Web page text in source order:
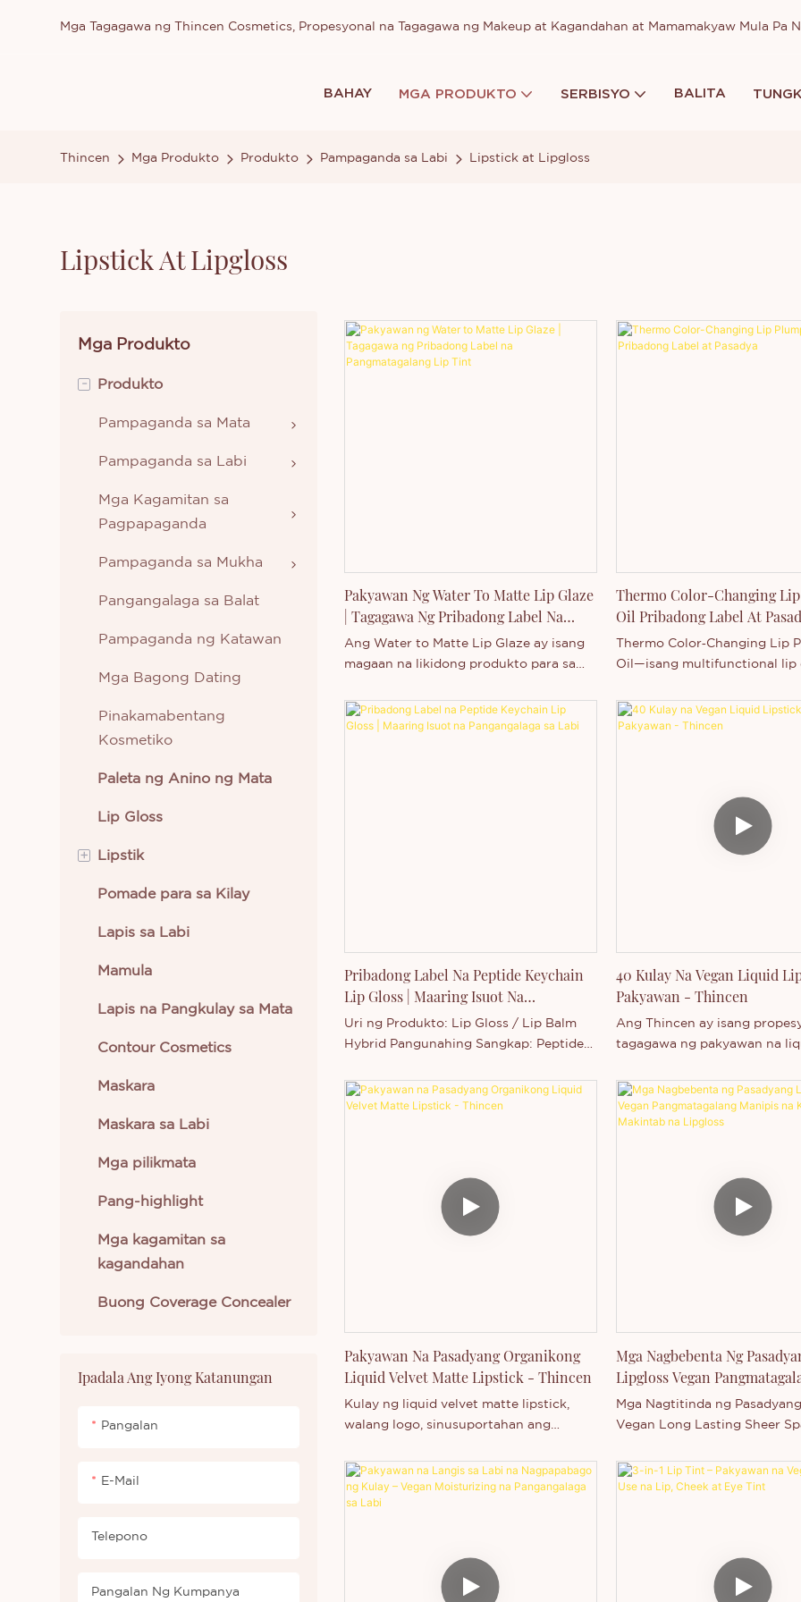
Mga Tagagawa ng Thincen Cosmetics, Propesyonal na Tagagawa ng Makeup at Kagandahan at Mamamakyaw Mula Pa
BAHAY MGA PRODUKTO SERBISYO BALITA
Thincen Mga Produkto Produkto Pampaganda sa Labi Lipstick at Lipgloss
Lipstick At Lipgloss
Mga Produkto
- Produkto
Pampaganda sa Mata
Pampaganda sa Labi
Mga Kagamitan sa
Pagpapaganda
Pampaganda sa Mukha
Pangangalaga sa Balat
Pampaganda ng Katawan
Mga Bagong Dating
Pinakamabentang
Kosmetiko
Paleta ng Anino ng Mata
Lip Gloss
+ Lipstik
Krem na Lipstik
Likidong Lipstick
Pomade para sa Kilay
Lapis sa Labi
Mamula
Lapis na Pangkulay sa Mata
Contour Cosmetics
Maskara
Maskara sa Labi
Mga pilikmata
Pang-highlight
Mga kagamitan sa
kagandahan
Buong Coverage Concealer
Ipadala Ang Iyong Katanungan
Pangalan
E-Mail
Telepono
Pangalan Ng Kumpanya
Pakyawan Ng Water To Matte Lip Glaze
| Tagagawa Ng Pribadong Label Na
Pangmatagalang Lip Tint
Ang Water to Matte Lip Glaze ay isang
magaan na likidong produkto para sa
sa sariwang tekstura na nakabase sa
tubig patungo sa komportableng matte
Thermo Color-Changing
Oil Pribadong Label At
Thermo Color‑Changing Lip
Oil—isang multifunctional lip
malalim na moisture, at
itsura batay sa pagbabago ng
idinisenyo para sa mga
mamimili at mabilis na
beauty brand na naghahanap
Pribadong Label Na Peptide Keychain
Lip Gloss | Maaring Isuot Na
Pangangalaga Sa Labi
Uri ng Produkto: Lip Gloss / Lip Balm
Hybrid Pangunahing Sangkap: Peptides
Malagkit Tapos: Makintab, Hydrating Uri
ng Tube: Pigain na Tube na may Opsyon
Pribadong Label / OEM / ODM
40 Kulay Na Vegan Liquid
Pakyawan - Thincen
Ang Thincen ay isang
tagagawa ng pakyawan na
kulay para sa iba't ibang
at okasyon. Ang mga lipstick
formula, walang sangkap na
mga katangian ng mataas na
ng kulay, pangmatagalang
lumalaban sa tubig at mantsa,
Pakyawan Na Pasadyang Organikong
Liquid Velvet Matte Lipstick - Thincen
Kulay ng liquid velvet matte lipstick,
walang logo, sinusuportahan ang
Mga Nagbebenta Ng
Lipgloss Vegan
Manipis Na Kislap Na
Lipgloss
Mga Nagtitinda ng
Vegan Long Lasting Sheer
Guangdong, China. Dahil sa
malakas na kapasidad sa
mag-isa na bumuo at
malawak na hanay ng mga